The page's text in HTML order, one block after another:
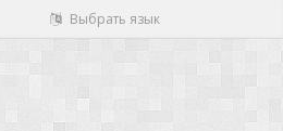
Выбрать язык